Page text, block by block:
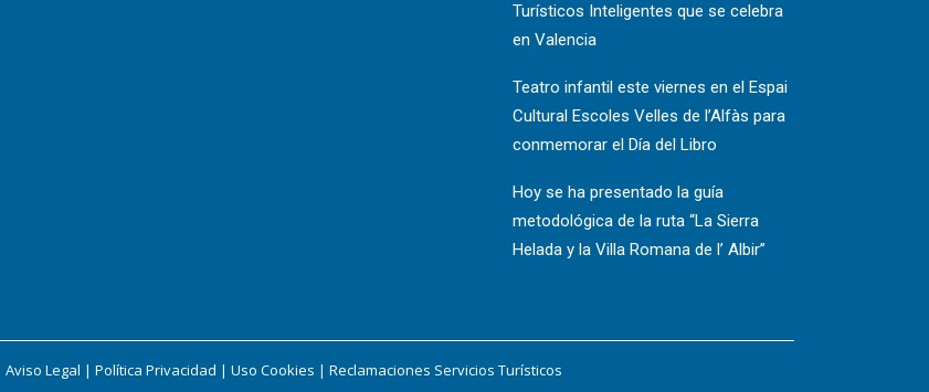
Turísticos Inteligentes que se celebra
en Valencia
Teatro infantil este viernes en el Espai
Cultural Escoles Velles de l’Alfàs para
conmemorar el Día del Libro
Hoy se ha presentado la guía
metodológica de la ruta “La Sierra
Helada y la Villa Romana de l’ Albir”
Aviso Legal | Política Privacidad | Uso Cookies | Reclamaciones Servicios Turísticos